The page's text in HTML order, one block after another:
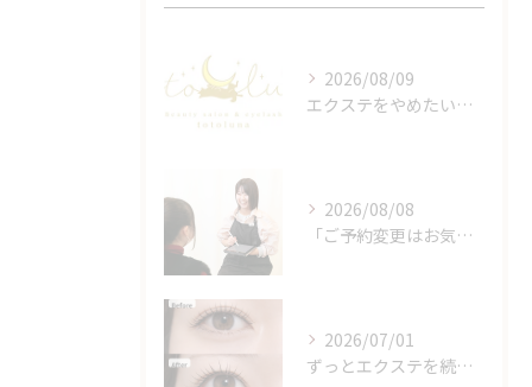
2026/08/09
エクステをやめたいけど不安な方へ
2026/08/08
「ご予約変更はお気軽にLINEください♪」
2026/07/01
ずっとエクステを続けている方から、よく